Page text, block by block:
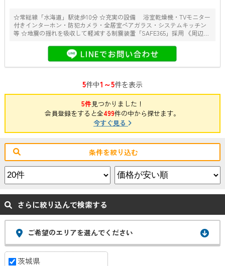
☆常総線「水海道」駅徒歩10分 ☆充実の設備 浴室乾燥機・TVモニター
付きインターホン・防犯カメラ・全居室ペアガラス・システムキッチン
等 ☆地震の揺れを吸収して軽減する制震装置「SAFE365」採用 《周辺施
TAIRAYAファインズ淵頭店……約730ｍ 〇セブンイレブン水海道諏訪町
店……約500ｍ 〇クスリのアオキ水海道諏訪店……約450ｍ 〇水海道郵便
局……約340ｍ
5件中1～5件を表示
5件見つかりました！
会員登録をすると全499件の中から探せます。
今すぐ見る
条件を絞り込む
さらに絞り込んで検索する
ご希望のエリアを選んでください
茨城県